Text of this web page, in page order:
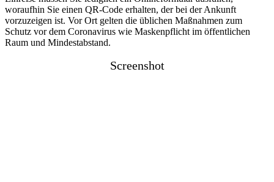
woraufhin Sie einen QR-Code erhalten, der bei der Ankunft
vorzuzeigen ist. Vor Ort gelten die üblichen Maßnahmen zum
Schutz vor dem Coronavirus wie Maskenpflicht im öffentlichen
Raum und Mindestabstand.
Screenshot